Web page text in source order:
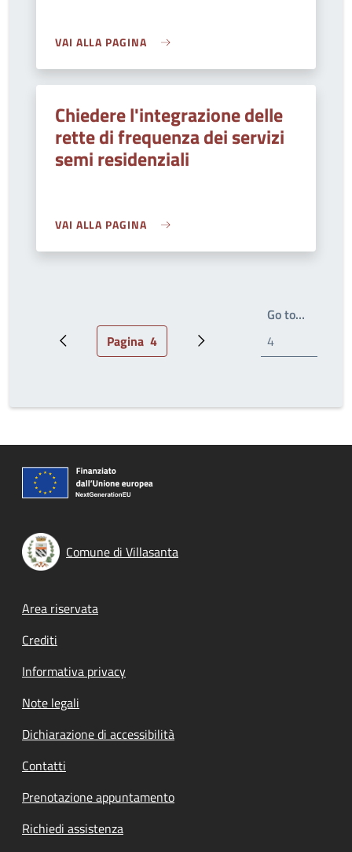
VAI ALLA PAGINA
Chiedere l'integrazione delle
rette di frequenza dei servizi
semi residenziali
VAI ALLA PAGINA
Pagina precedentePagina attuale
Pagina 4 Prossima pagina
Go to…
Comune di Villasanta
Footer menu
Area riservata
Crediti
Informativa privacy
Note legali
Dichiarazione di accessibilità
Contatti
Prenotazione appuntamento
Richiedi assistenza